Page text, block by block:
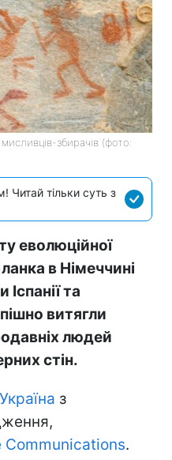
збирачів (фото:
Читай тільки суть з
еволюційної
в Німеччині
та
витягли
людей
стін.
з
Communications.